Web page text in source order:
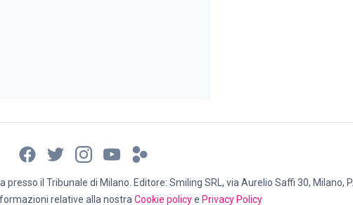
il Tribunale di Milano. Editore: Smiling SRL, via Aurelio Saffi 30, Milano, P.
relative alla nostra Cookie policye Privacy Policy